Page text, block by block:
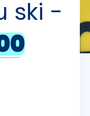
+
+
ski -